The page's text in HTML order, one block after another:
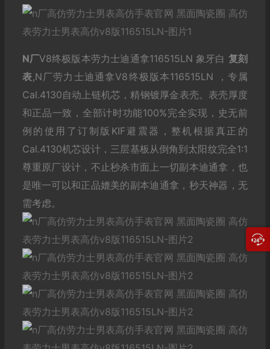
N厂V8终极版本劳力士迪通拿116515LN 象牙白 复刻
表,N厂劳力士迪通拿V8终极版本116515LN ，专属
Cal.4130自动上链机芯，精钢镀厚金表壳。表壳厚度
和正品一致，全部计时功能100%完全实现，史无前
例的使用了订制版KIF避震器，整机根据真正的
Cal.4130机芯设计，三层基板从倒角到太阳纹完全1:1
尊重原厂设计，不止秒杀市面上一切副本迪通拿，也
是唯一可以和正品媲美的副本迪通拿，秒天神器，无
需考虑。